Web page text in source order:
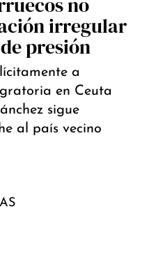
irregular
presión
a
en Ceuta
sigue
al país vecino